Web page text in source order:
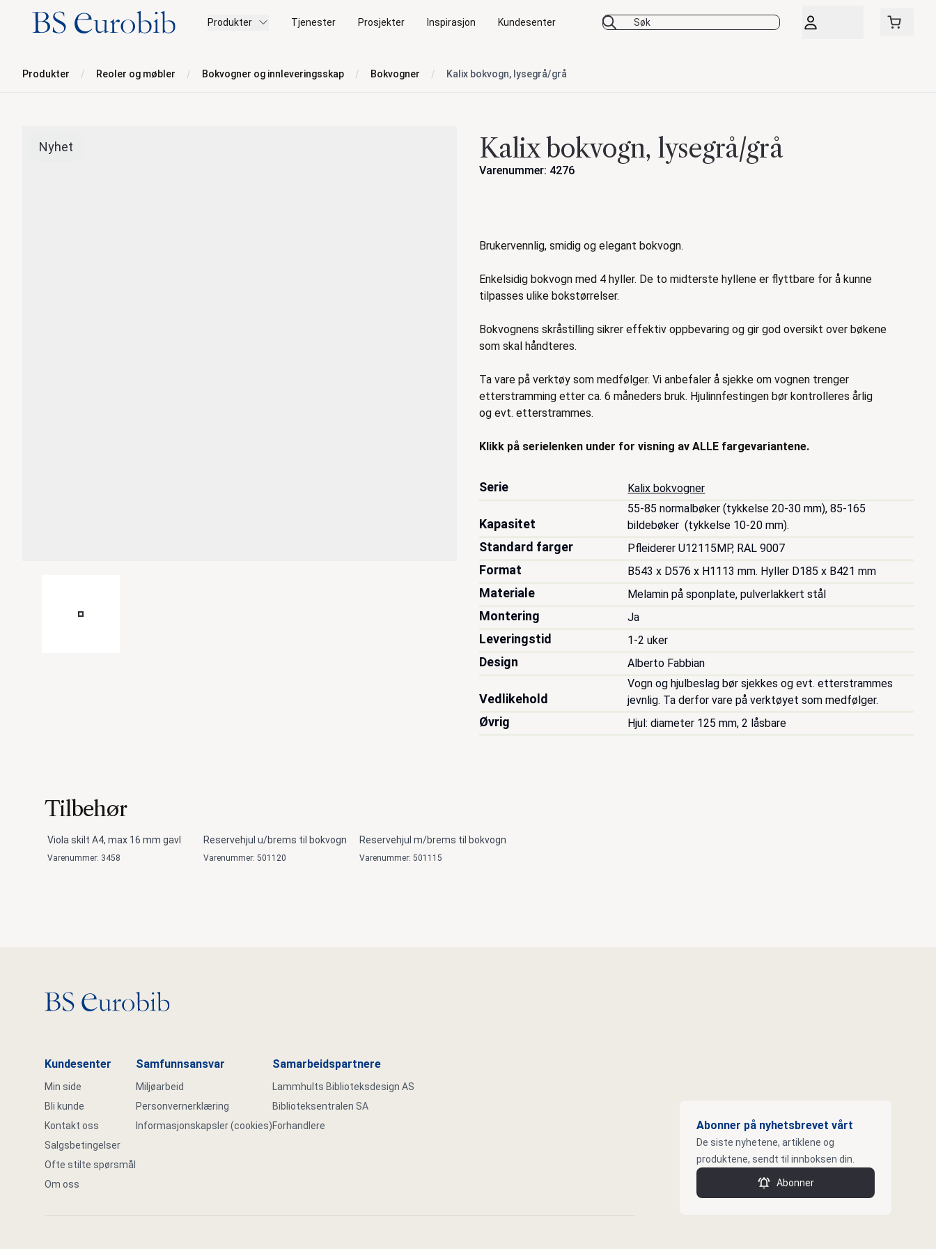
BS Eurobib Produkter Tjenester Prosjekter Inspirasjon Kundesenter
Produkter Reoler og møbler Bokvogner og innleveringsskap Bokvogner Kalix bokvogn, lysegrå/grå
Nyhet Kalix bokvogn, lysegrå/grå
Varenummer: 4276
Beskrivelse
Brukervennlig, smidig og elegant bokvogn.
Enkelsidig bokvogn med 4 hyller. De to midterste hyllene er flyttbare for å kunne
tilpasses ulike bokstørrelser.
Bokvognens skråstilling sikrer effektiv oppbevaring og gir god oversikt over bøkene
som skal håndteres.
Ta vare på verktøy som medfølger. Vi anbefaler å sjekke om vognen trenger
etterstramming etter ca. 6 måneders bruk. Hjulinnfestingen bør kontrolleres årlig
og evt. etterstrammes.
Klikk på serielenken under for visning av ALLE fargevariantene.
Serie Kalix bokvogner
Kapasitet
55-85 normalbøker (tykkelse 20-30 mm), 85-165
bildebøker  (tykkelse 10-20 mm).
Standard farger Pfleiderer U12115MP, RAL 9007
Format B543 x D576 x H1113 mm. Hyller D185 x B421 mm
Materiale Melamin på sponplate, pulverlakkert stål
Montering Ja
Leveringstid 1-2 uker
Design Alberto Fabbian
Vedlikehold
Vogn og hjulbeslag bør sjekkes og evt. etterstrammes
jevnlig. Ta derfor vare på verktøyet som medfølger.
Øvrig Hjul: diameter 125 mm, 2 låsbare
Tilbehør
Viola skilt A4, max 16 mm gavl
Varenummer: 3458
Reservehjul u/brems til bokvogn
Varenummer: 501120
Reservehjul m/brems til bokvogn
Varenummer: 501115
Gå til hovedsiden
Kundesenter
Min side
Bli kunde
Kontakt oss
Salgsbetingelser
Ofte stilte spørsmål
Om oss
Samfunnsansvar
Miljøarbeid
Personvernerklæring
Informasjonskapsler (cookies)
Samarbeidspartnere
Lammhults Biblioteksdesign AS
Biblioteksentralen SA
Forhandlere
Abonner på nyhetsbrevet vårt
De siste nyhetene, artiklene og
produktene, sendt til innboksen din.
Abonner